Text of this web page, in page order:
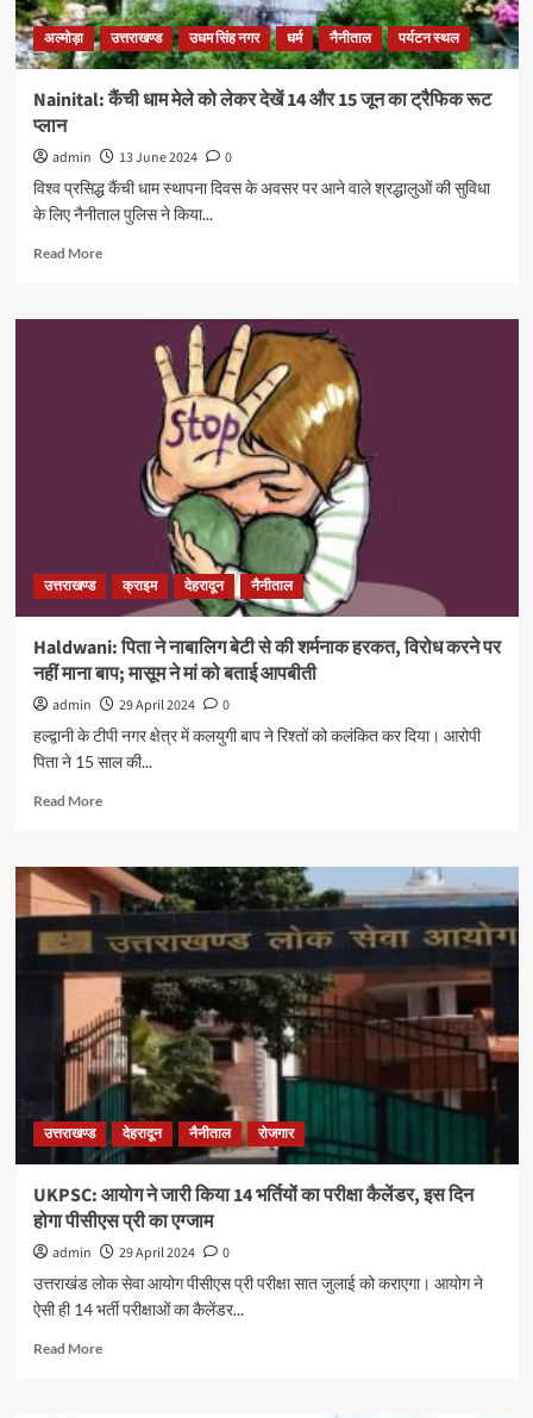
अल्मोड़ा उत्तराखण्ड उधम सिंह नगर धर्म नैनीताल पर्यटन स्थल
Nainital: कैंची धाम मेले को लेकर देखें 14 और 15 जून का ट्रैफिक रूट
प्लान
admin 13 June 2024
0
विश्व प्रसिद्ध कैंची धाम स्थापना दिवस के अवसर पर आने वाले श्रद्धालुओं की सुविधा
के लिए नैनीताल पुलिस ने किया...
Read More
उत्तराखण्ड क्राइम देहरादून नैनीताल
Haldwani: पिता ने नाबालिग बेटी से की शर्मनाक हरकत, विरोध करने पर
नहीं माना बाप; मासूम ने मां को बताई आपबीती
admin 29 April 2024
0
हल्द्वानी के टीपी नगर क्षेत्र में कलयुगी बाप ने रिश्तों को कलंकित कर दिया। आरोपी
पिता ने 15 साल की...
Read More
उत्तराखण्ड देहरादून नैनीताल रोजगार
UKPSC: आयोग ने जारी किया 14 भर्तियों का परीक्षा कैलेंडर, इस दिन
होगा पीसीएस प्री का एग्जाम
admin 29 April 2024
0
उत्तराखंड लोक सेवा आयोग पीसीएस प्री परीक्षा सात जुलाई को कराएगा। आयोग ने
ऐसी ही 14 भर्ती परीक्षाओं का कैलेंडर...
Read More